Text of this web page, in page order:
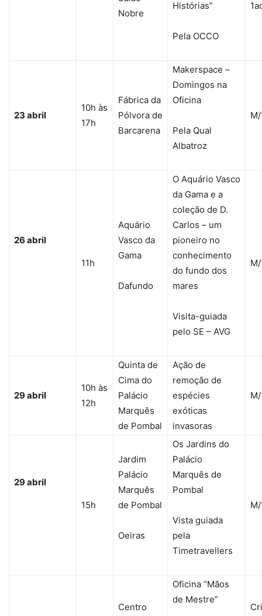
Nobre
Histórias”
Pela OCCO
23 abril
10h às
17h
Fábrica da
Pólvora de
Barcarena
Makerspace –
Domingos na
Oficina
Pela Qual
Albatroz
26 abril
11h
Aquário
Vasco da
Gama
Dafundo
O Aquário Vasco
da Gama e a
coleção de D.
Carlos – um
pioneiro no
conhecimento
do fundo dos
mares
Visita-guiada
pelo SE – AVG
29 abril
10h às
12h
Quinta de
Cima do
Palácio
Marquês
de Pombal
Ação de
remoção de
espécies
exóticas
invasoras
29 abril
15h
Jardim
Palácio
Marquês
de Pombal
Oeiras
Os Jardins do
Palácio
Marquês de
Pombal
Vista guiada
pela
Timetravellers
Centro
Oficina “Mãos
de Mestre”